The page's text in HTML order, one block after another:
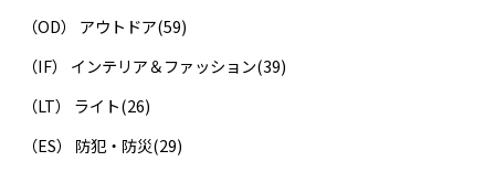
（OD） アウトドア(59)
（IF） インテリア＆ファッション(39)
（LT） ライト(26)
（ES） 防犯・防災(29)